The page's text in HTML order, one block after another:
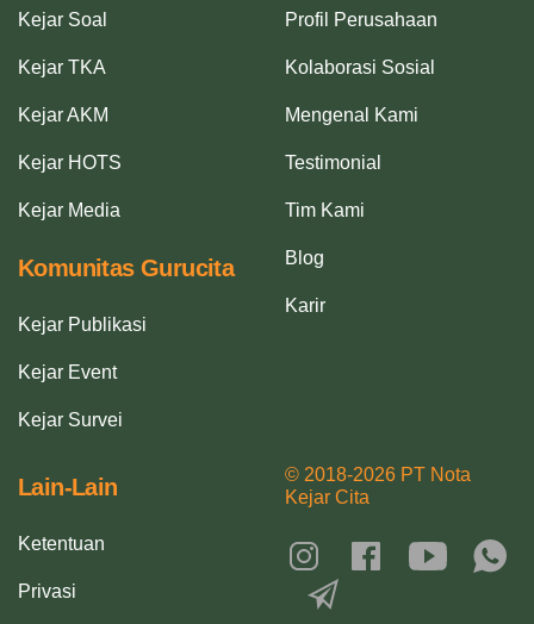
Kejar Soal
Kejar TKA
Kejar AKM
Kejar HOTS
Kejar Media
Komunitas Gurucita
Kejar Publikasi
Kejar Event
Kejar Survei
Profil Perusahaan
Kolaborasi Sosial
Mengenal Kami
Testimonial
Tim Kami
Blog
Karir
Lain-Lain
Ketentuan
Privasi
© 2018-2026 PT Nota
Kejar Cita